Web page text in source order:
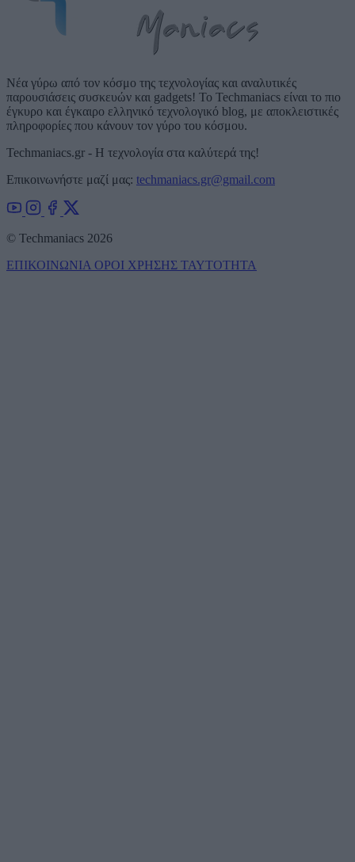
Νέα γύρω από τον κόσμο της τεχνολογίας και αναλυτικές
παρουσιάσεις συσκευών και gadgets! Το Techmaniacs είναι το πιο
έγκυρο και έγκαιρο ελληνικό τεχνολογικό blog, με αποκλειστικές
πληροφορίες που κάνουν τον γύρο του κόσμου.
Techmaniacs.gr - Η τεχνολογία στα καλύτερά της!
Επικοινωνήστε μαζί μας: techmaniacs.gr@gmail.com
© Techmaniacs 2026
ΕΠΙΚΟΙΝΩΝΙΑ ΟΡΟΙ ΧΡΗΣΗΣ ΤΑΥΤΟΤΗΤΑ